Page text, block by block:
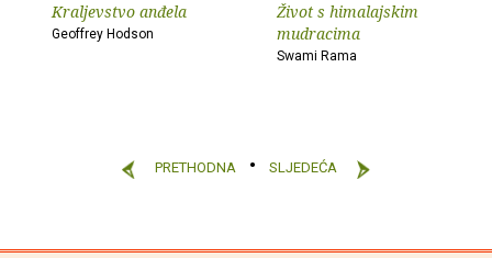
Kraljevstvo anđela
Geoffrey Hodson
Život s himalajskim
mudracima
Swami Rama
PRETHODNA SLJEDEĆA